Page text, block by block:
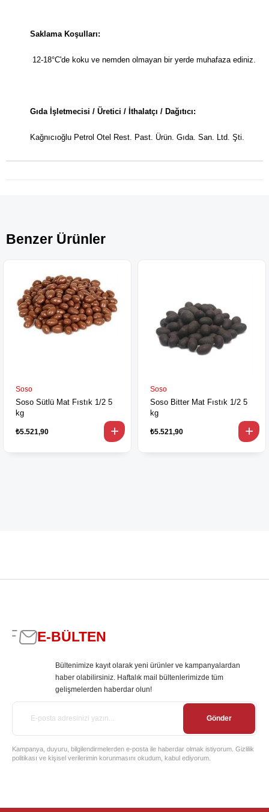
Saklama Koşulları:
12-18°C'de koku ve nemden olmayan bir yerde muhafaza ediniz.
Gıda İşletmecisi / Üretici / İthalatçı / Dağıtıcı:
Kağnıcıoğlu Petrol Otel Rest. Past. Ürün. Gıda. San. Ltd. Şti.
Benzer Ürünler
Soso
Soso Sütlü Mat Fıstık 1/2 5
kg
₺5.521,90
Soso
Soso Bitter Mat Fıstık 1/2 5
kg
₺5.521,90
E-BÜLTEN
Bültenimize kayıt olarak yeni ürünler ve kampanyalardan
haber olabilirsiniz. Haftalık mail bültenlerimizde tüm
gelişmelerden haberdar olun!
Gönder
Kampanya, duyuru, bilgilendirmelerden e-posta ile haberdar olmak istiyorum. Gizlilik
politikası ve kişisel verilerimin korunmasını okudum, kabul ediyorum.